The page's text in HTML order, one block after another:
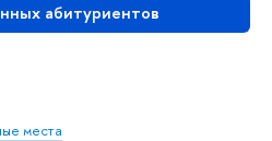
абитуриентов
места